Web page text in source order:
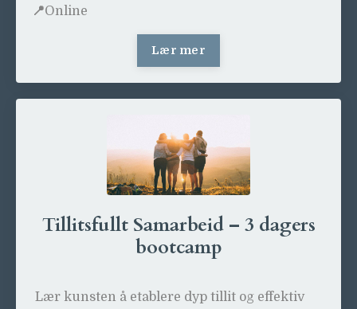
📍Online
Lær mer
Tillitsfullt Samarbeid – 3 dagers
bootcamp
Lær kunsten å etablere dyp tillit og effektiv